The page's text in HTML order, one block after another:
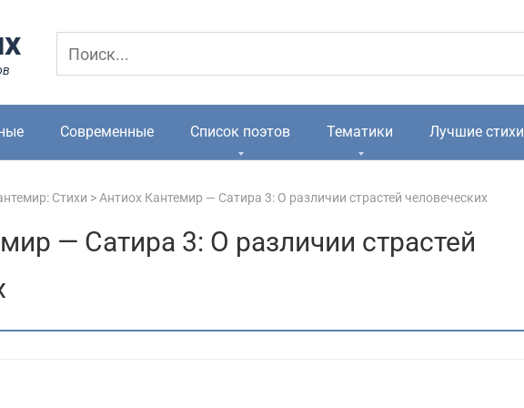
Современные Список поэтов Тематики Лучшие стихи
Стихи >Антиох Кантемир — Сатира 3: О различии страстей человеческих
— Сатира 3: О различии страстей